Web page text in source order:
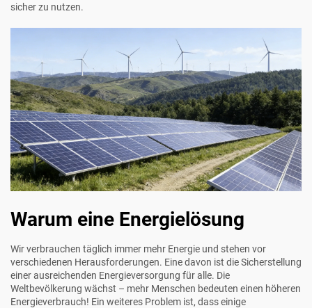
sicher zu nutzen.
Warum eine Energielösung
Wir verbrauchen täglich immer mehr Energie und stehen vor
verschiedenen Herausforderungen. Eine davon ist die Sicherstellung
einer ausreichenden Energieversorgung für alle. Die
Weltbevölkerung wächst – mehr Menschen bedeuten einen höheren
Energieverbrauch! Ein weiteres Problem ist, dass einige